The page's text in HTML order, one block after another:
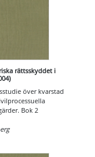
rättsskyddet i
över kvarstad
Bok 2